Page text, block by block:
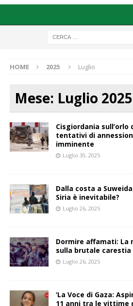
HOME 2025 Luglio
Mese: Luglio 2025
Cisgiordania sull’orlo
tentativi di
imminente
Luglio 30, 2025
Dalla costa a
Siria è inevitabile?
Luglio 26, 2025
Dormire affamati: La
sulla brutale carestia
Luglio 26, 2025
‘La Voce di Gaza:
11 anni tra le vittime